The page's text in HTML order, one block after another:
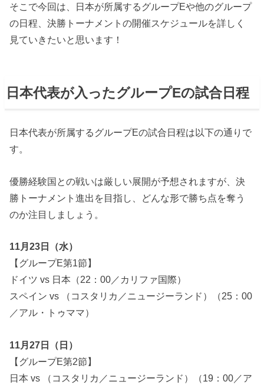
そこで今回は、日本が所属するグループEや他のグループ
の日程、決勝トーナメントの開催スケジュールを詳しく
見ていきたいと思います！
日本代表が入ったグループEの試合日程
日本代表が所属するグループEの試合日程は以下の通りで
す。
優勝経験国との戦いは厳しい展開が予想されますが、決
勝トーナメント進出を目指し、どんな形で勝ち点を奪う
のか注目しましょう。
11月23日（水）
【グループE第1節】
ドイツ vs 日本（22：00／カリファ国際）
スペイン vs （コスタリカ／ニュージーランド）（25：00
／アル・トゥママ）
11月27日（日）
【グループE第2節】
日本 vs （コスタリカ／ニュージーランド）（19：00／ア